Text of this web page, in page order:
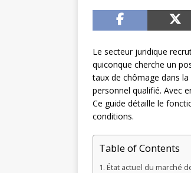
Le secteur juridique
quiconque cherche un
taux de chômage dans
personnel qualifié. Avec
Ce guide détaille le
conditions.
Table of Contents
État actuel du marché